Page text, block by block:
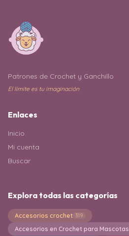
Patrones de Crochet y Ganchillo
El límite es tu imaginación
Enlaces
Inicio
Mi cuenta
Buscar
Explora todas las categorías
Accesorios crochet 319
Accesorios en Crochet para Mascotas